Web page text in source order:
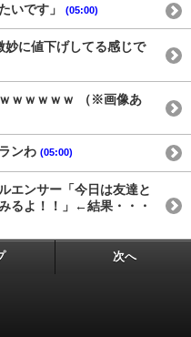
いです」 (05:00)
に値下げしてる感じで
ｗｗｗｗｗ （※画像あ
ンわ (05:00)
エンサー「今日は友達と
るよ！！」←結果・・・
次へ